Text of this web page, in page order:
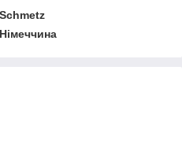
Schmetz
Німеччина